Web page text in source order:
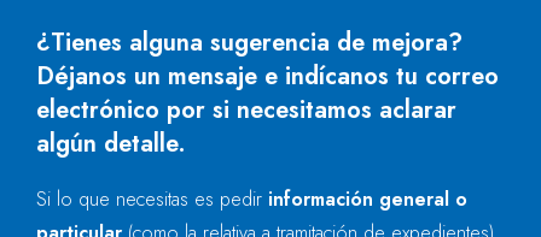
¿Tienes alguna sugerencia de mejora?
Déjanos un mensaje e indícanos tu correo
electrónico por si necesitamos aclarar
algún detalle.
Si lo que necesitas es pedir información general o